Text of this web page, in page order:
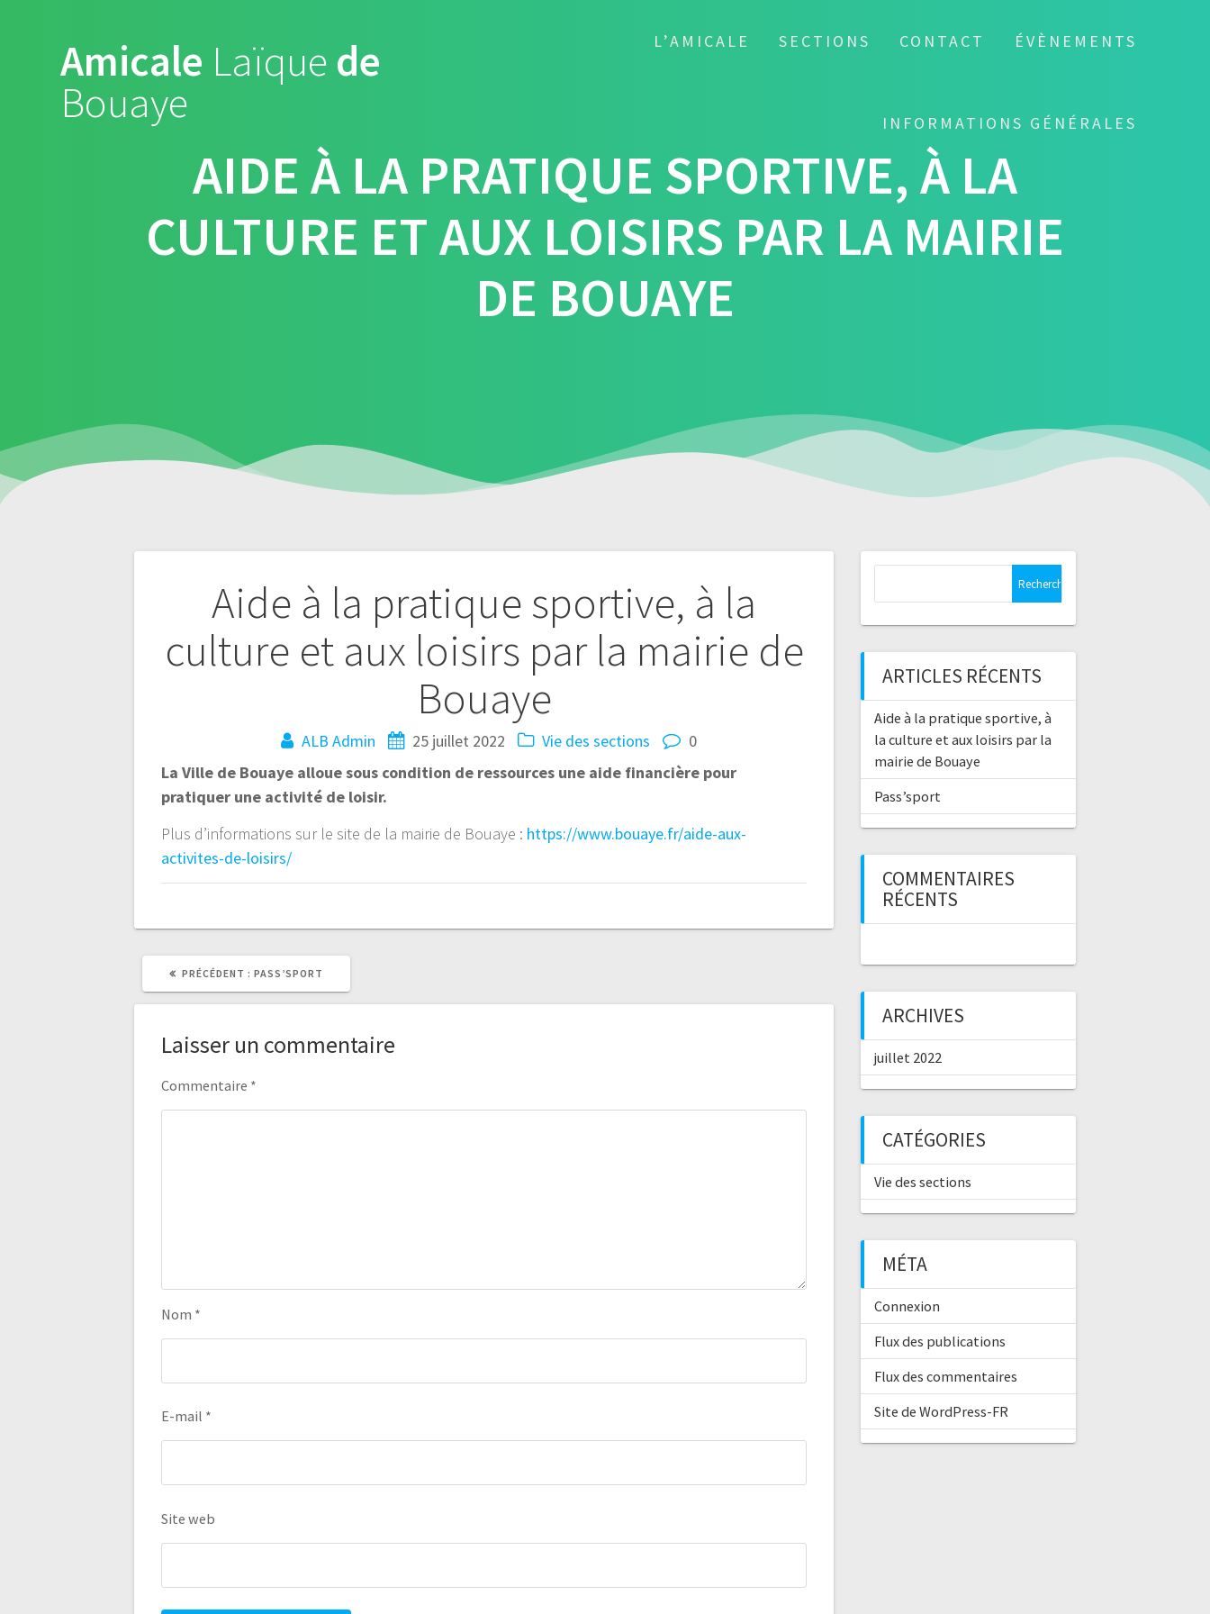
Amicale Laïque de
Bouaye
L’AMICALE SECTIONS CONTACT ÉVÈNEMENTS
INFORMATIONS GÉNÉRALES
AIDE À LA PRATIQUE SPORTIVE, À LA
CULTURE ET AUX LOISIRS PAR LA MAIRIE
DE BOUAYE
Aide à la pratique sportive, à la
culture et aux loisirs par la mairie de
Bouaye
ALB Admin 25 juillet 2022 Vie des sections
0
La Ville de Bouaye alloue sous condition de ressources une aide financière pour
pratiquer une activité de loisir.
Plus d’informations sur le site de la mairie de Bouaye : https://www.bouaye.fr/aide-aux-
activites-de-loisirs/
Navigation
de
PRÉCÉDENT : ARTICLE
PASS’SPORT
Laisser un commentaire
Commentaire *
Nom *
E-mail *
Site web
ARTICLES RÉCENTS
Aide à la pratique sportive, à
la culture et aux loisirs par la
mairie de Bouaye
Pass’sport
COMMENTAIRES
RÉCENTS
ARCHIVES
juillet 2022
CATÉGORIES
Vie des sections
MÉTA
Connexion
Flux des publications
Flux des commentaires
Site de WordPress-FR